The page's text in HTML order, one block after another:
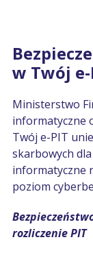
w Twój e-
Ministerstwo
informatyczne
Twój e-PIT
skarbowych
informatyczne
poziom
rozliczenie PIT